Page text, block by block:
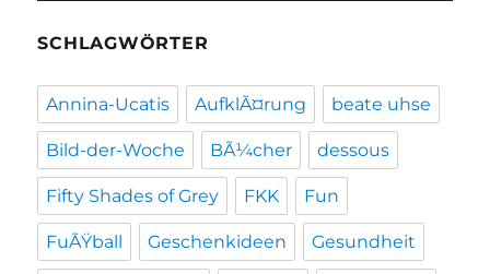
SCHLAGWÖRTER
Annina-Ucatis AufklÃ¤rung beate uhse
Bild-der-Woche BÃ¼cher dessous
Fifty Shades of Grey FKK Fun
FuÃŸball Geschenkideen Gesundheit